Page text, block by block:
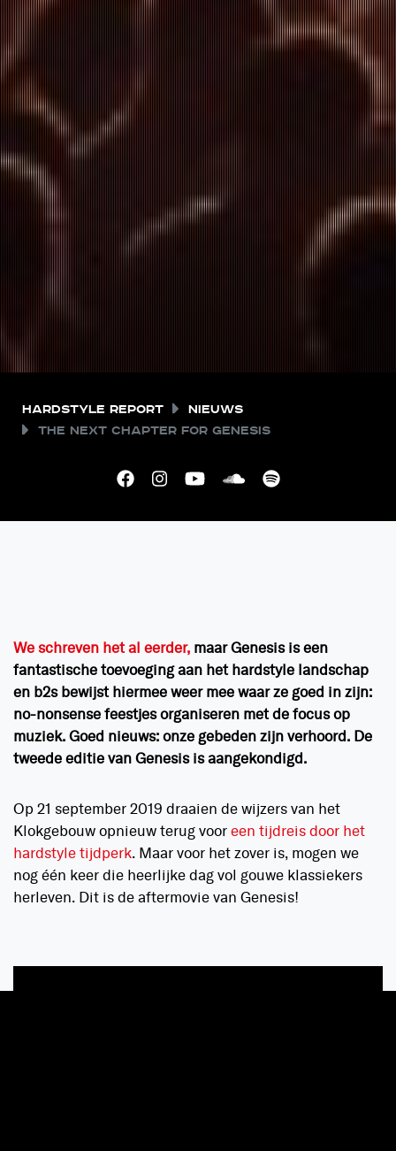
Hardstyle Report
Nieuws
The next chapter for Genesis
We schreven het al eerder, maar Genesis is een
fantastische toevoeging aan het hardstyle landschap
en b2s bewijst hiermee weer mee waar ze goed in zijn:
no-nonsense feestjes organiseren met de focus op
muziek. Goed nieuws: onze gebeden zijn verhoord. De
tweede editie van Genesis is aangekondigd.
Op 21 september 2019 draaien de wijzers van het
Klokgebouw opnieuw terug vooreen tijdreis door het
hardstyle tijdperk. Maar voor het zover is, mogen we
nog één keer die heerlijke dag vol gouwe klassiekers
herleven. Dit is de aftermovie van Genesis!